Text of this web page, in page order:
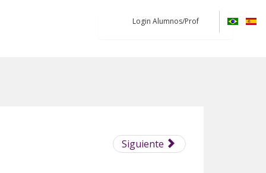
Login Alumnos/Prof
Siguiente